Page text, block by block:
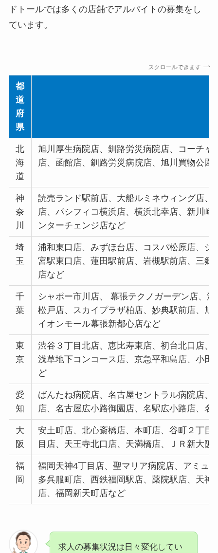
ドトールでは多くの店舗でアルバイトの募集をし
ています。
スクロールできます
都
道
府
県
北
海
道
旭川厚生病院店、釧路労災病院店、コーチ
店、函館店、釧路労災病院店、旭川買物公
神
奈
川
読売ランド駅前店、大船ルミネウィング店
店、パシフィコ横浜店、横浜北幸店、新川
ンターチェンジ店など
埼
玉
浦和東口店、みずほ台店、コスパ松原店、
宮駅東口店、蓮田駅前店、岩槻駅前店、三
店など
千
葉
シャポー市川店、 幕張テクノガーデン店、
松戸店、スカイプラザ柏店、妙典駅前店、
イオンモール幕張新都心店など
東
京
渋谷３丁目北店、恵比寿東店、初台北口店
浅草地下コンコース店、京急平和島店、小
ど
愛
知
ばんたね病院店、名古屋セントラル病院店
店、名古屋広小路御園店、名駅広小路店、
大
阪
安土町店、北心斎橋店、本町店、谷町２丁
目店、天王寺北口店、天満橋店、ＪＲ新大阪
福
岡
福岡天神4丁目店、聖マリア病院店、アミュ
多呉服町店、西鉄福岡駅店、薬院駅店、天
店、福岡新天町店など
求人の募集状況は日々変化してい